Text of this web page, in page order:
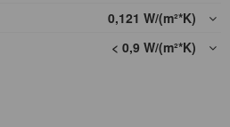
0,121 W/(m²*K)
< 0,9 W/(m²*K)